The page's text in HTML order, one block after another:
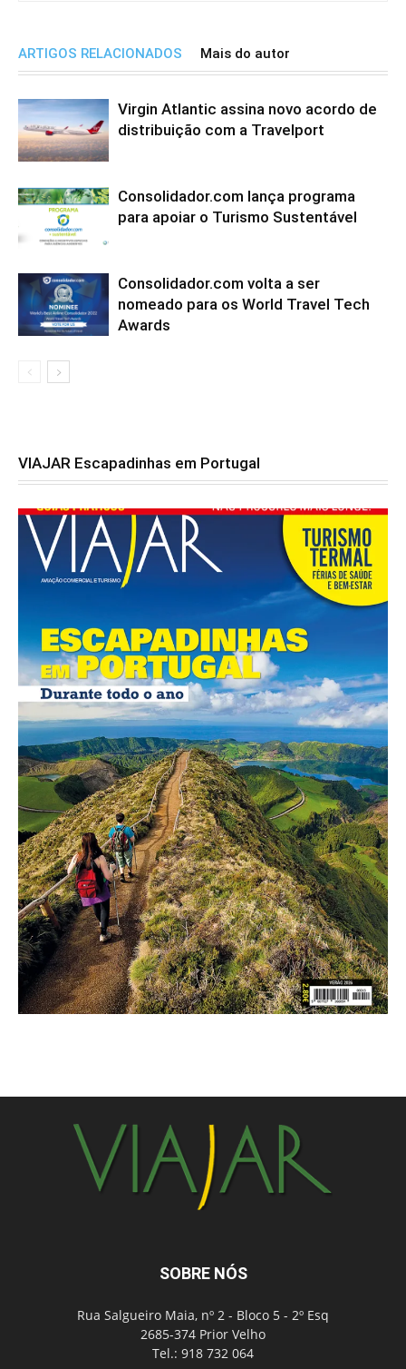
ARTIGOS RELACIONADOS Mais do autor
Virgin Atlantic assina novo acordo de
distribuição com a Travelport
Consolidador.com lança programa
para apoiar o Turismo Sustentável
Consolidador.com volta a ser
nomeado para os World Travel Tech
Awards
VIAJAR Escapadinhas em Portugal
SOBRE NÓS
Rua Salgueiro Maia, nº 2 - Bloco 5 - 2º Esq
2685-374 Prior Velho
Tel.: 918 732 064